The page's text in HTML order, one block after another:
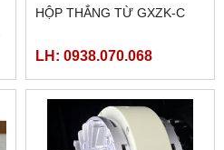
HỘP THẮNG TỪ GXZK-C
LH: 0938.070.068